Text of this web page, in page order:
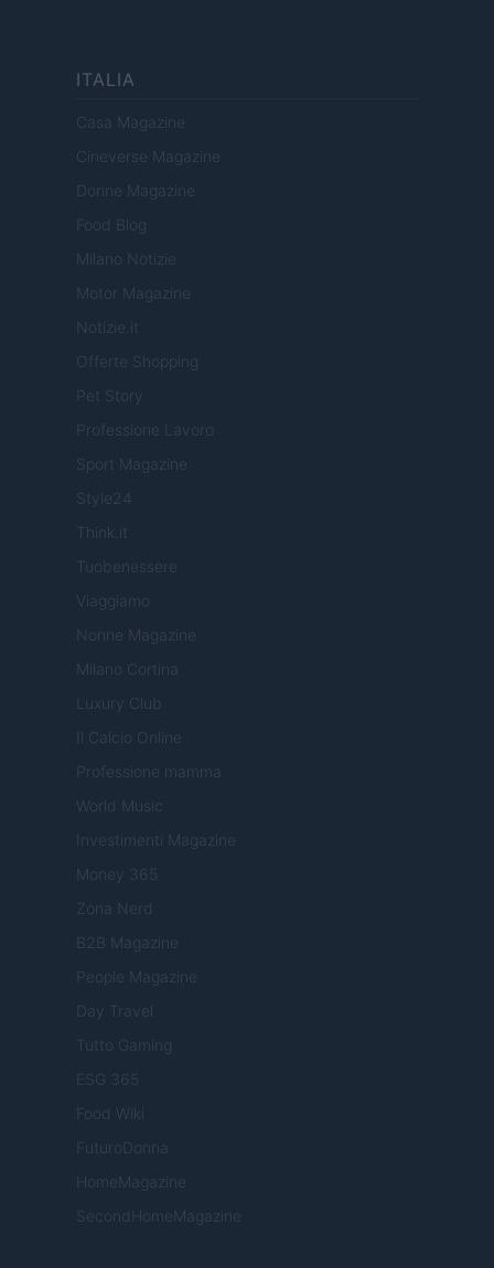
ITALIA
Casa Magazine
Cineverse Magazine
Donne Magazine
Food Blog
Milano Notizie
Motor Magazine
Notizie.it
Offerte Shopping
Pet Story
Professione Lavoro
Sport Magazine
Style24
Think.it
Tuobenessere
Viaggiamo
Nonne Magazine
Milano Cortina
Luxury Club
Il Calcio Online
Professione mamma
World Music
Investimenti Magazine
Money 365
Zona Nerd
B2B Magazine
People Magazine
Day Travel
Tutto Gaming
ESG 365
Food Wiki
FuturoDonna
HomeMagazine
SecondHomeMagazine